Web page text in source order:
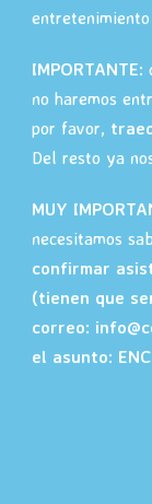
entretenimiento
IMPORTANTE:
no haremos
por favor,
Del resto ya
MUY
necesitamos
confirmar
(tienen que
correo:
el asunto: